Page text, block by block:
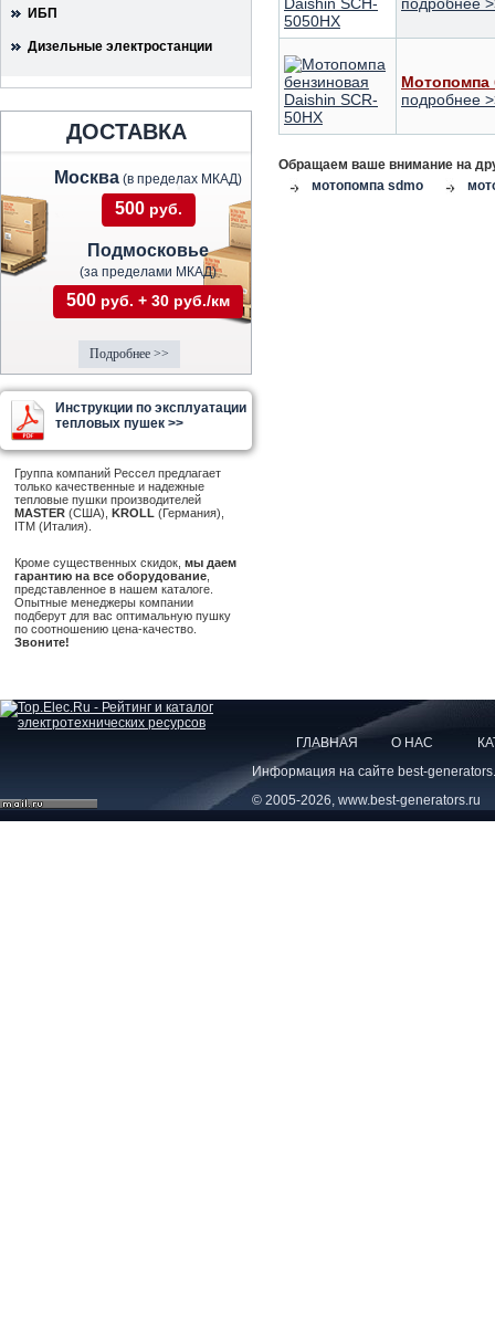
ИБП
Дизельные электростанции
ДОСТАВКА
Москва (в пределах МКАД)
500 руб.
Подмосковье
(за пределами МКАД)
500 руб. + 30 руб./км
Подробнее >>
Инструкции по эксплуатации
тепловых пушек >>
Группа компаний Рессел предлагает
только качественные и надежные
тепловые пушки производителей
MASTER (США), KROLL (Германия),
ITM (Италия).
Кроме существенных скидок, мы даем
гарантию на все оборудование
представленное в нашем каталоге.
Опытные менеджеры компании
подберут для вас оптимальную пушку
по соотношению цена-качество.
Звоните!
Мотопомпа
подробнее
Обращаем ваше внимание на
мотопомпа sdmo
ГЛАВНАЯ О НАС
Информация на сайте best-
© 2005-2026, www.best-generators.ru